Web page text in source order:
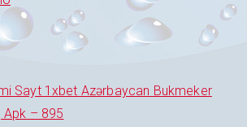
Sayt 1xbet Azərbaycan Bukmeker
Apk – 895